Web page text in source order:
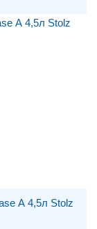
А 4,5л Stolz